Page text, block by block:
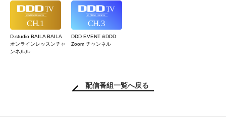
D.studio BAILA BAILA
オンラインレッスンチャ
ンネルル
DDD EVENT &DDD
Zoom チャンネル
配信番組一覧へ戻る